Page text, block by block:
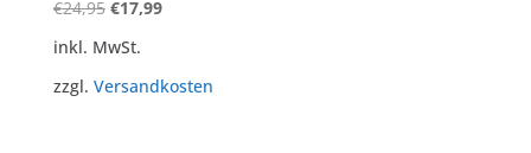
€24,95 Ursprünglicher
war:
€24,95
€17,99Aktueller
€17,99.
inkl. MwSt.
zzgl. Versandkosten